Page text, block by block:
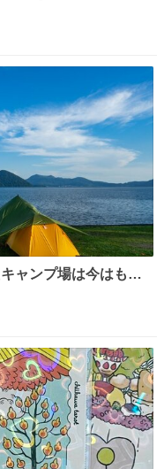
多額の資金決済など
い。そして、パスポ
ャンプ場は今はもう